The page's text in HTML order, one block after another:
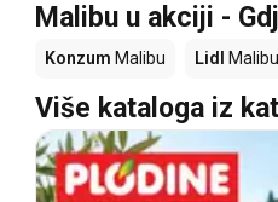
Malibu u akciji -
Konzum Malibu Lidl Malibu
Više kataloga iz